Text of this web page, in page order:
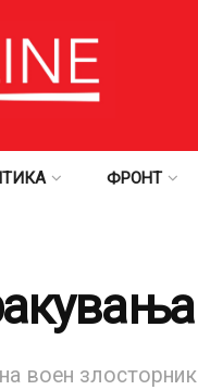
ФРОНТ
воен злосторник